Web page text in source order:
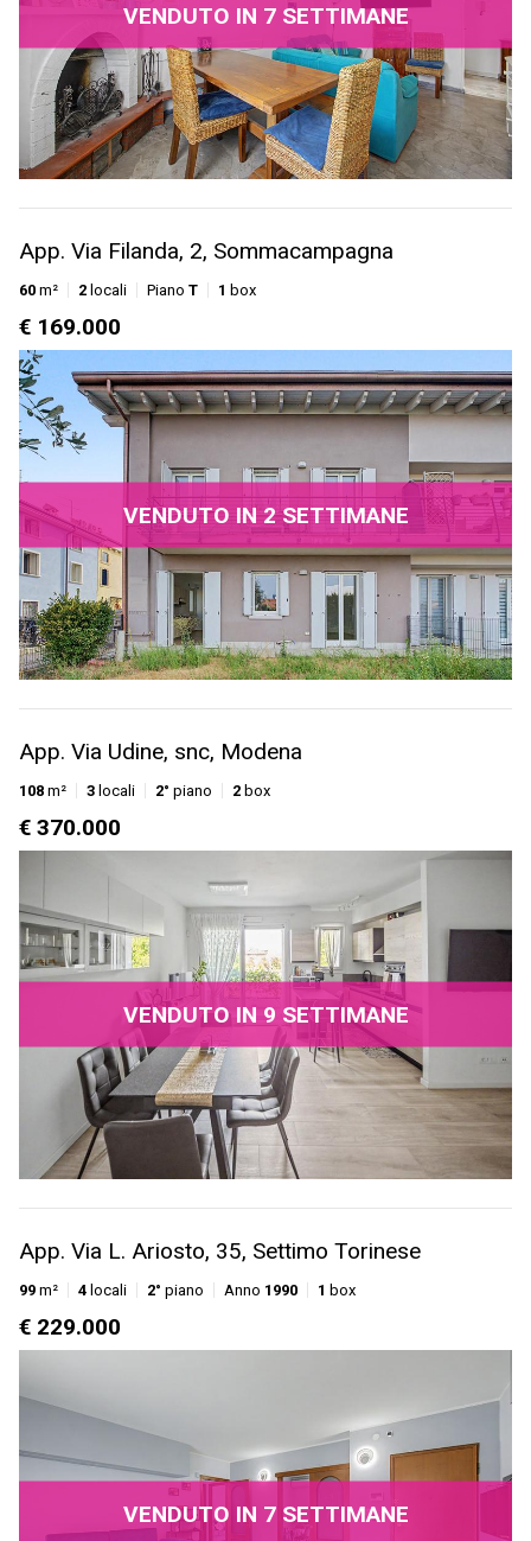
VENDUTO IN 7 SETTIMANE
App. Via Filanda, 2, Sommacampagna
60 m² 2 locali Piano T 1 box
€ 169.000
VENDUTO IN 2 SETTIMANE
App. Via Udine, snc, Modena
108 m² 3 locali 2° piano 2 box
€ 370.000
VENDUTO IN 9 SETTIMANE
App. Via L. Ariosto, 35, Settimo Torinese
99 m² 4 locali 2° piano Anno 1990 1 box
€ 229.000
VENDUTO IN 7 SETTIMANE